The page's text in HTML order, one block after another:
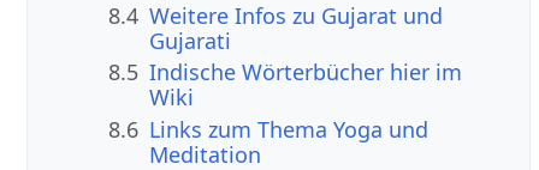
8.4 Weitere Infos zu Gujarat und
Gujarati
8.5 Indische Wörterbücher hier im
Wiki
8.6 Links zum Thema Yoga und
Meditation